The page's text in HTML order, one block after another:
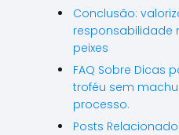
Conclusão:
responsabilidade
peixes
FAQ Sobre Dicas
troféu sem
processo.
Posts